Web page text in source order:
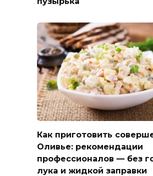
Как приготовить
Оливье: рекомендации
профессионалов — без
лука и жидкой заправки